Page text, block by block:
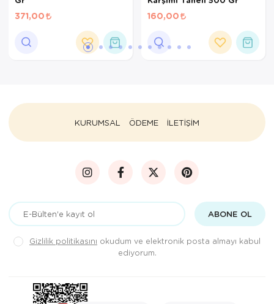
371,00 160,00
KURUMSAL ÖDEME İLETİŞİM
ABONE OL
Gizlilik politikasını okudum ve elektronik posta almayı kabul
ediyorum.